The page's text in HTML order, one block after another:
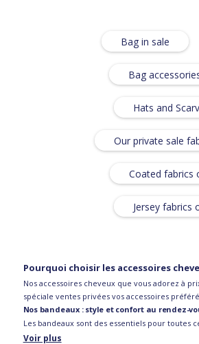
Bag in sale
Bag
Hats and
Our private sale
Coated fabrics
Jersey fabrics
Pourquoi choisir les accessoires
Nos accessoires cheveux que vous adorez à
spéciale ventes privées vos accessoires
Nos bandeaux : style et confort au rendez-
Les bandeaux sont des essentiels pour toutes
et des couleurs subtiles ou éclatantes, les
Voir plus